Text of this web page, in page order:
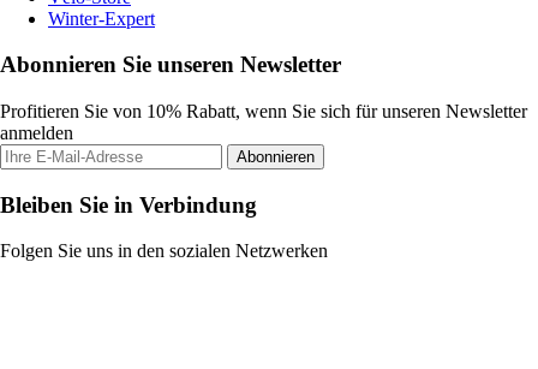
Winter-Expert
Abonnieren Sie unseren Newsletter
Profitieren Sie von 10% Rabatt, wenn Sie sich für unseren Newsletter
anmelden
Abonnieren
Bleiben Sie in Verbindung
Folgen Sie uns in den sozialen Netzwerken